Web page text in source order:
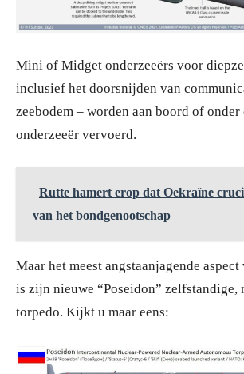
Mini of Midget onderzeeërs voor
inclusief het doorsnijden van
zeebodem – worden aan boord of onder
onderzeeër vervoerd.
Rutte hamert erop dat Oekraïne
van het bondgenootschap
Maar het meest angstaanjagende
is zijn nieuwe “Poseidon” zelfstandige,
torpedo. Kijkt u maar eens: